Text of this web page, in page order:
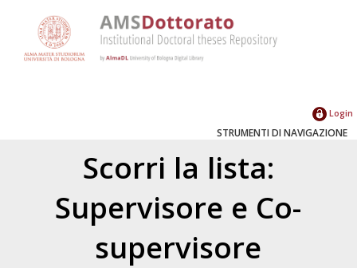
Login
STRUMENTI DI NAVIGAZIONE
Scorri la lista:
Supervisore e Co-
supervisore